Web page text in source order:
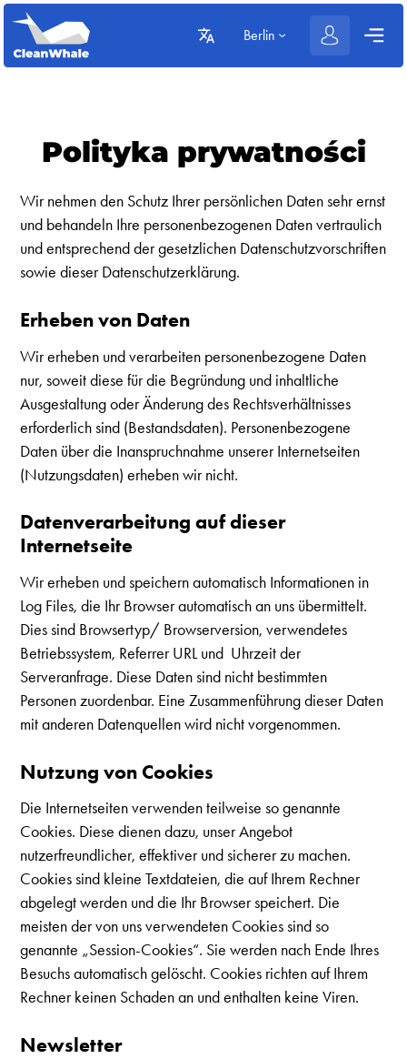
Berlin
Polityka prywatności
Wir nehmen den Schutz Ihrer persönlichen Daten sehr ernst
und behandeln Ihre personenbezogenen Daten vertraulich
und entsprechend der gesetzlichen Datenschutzvorschriften
sowie dieser Datenschutzerklärung.
Erheben von Daten
Wir erheben und verarbeiten personenbezogene Daten
nur, soweit diese für die Begründung und inhaltliche
Ausgestaltung oder Änderung des Rechtsverhältnisses
erforderlich sind (Bestandsdaten). Personenbezogene
Daten über die Inanspruchnahme unserer Internetseiten
(Nutzungsdaten) erheben wir nicht.
Datenverarbeitung auf dieser
Internetseite
Wir erheben und speichern automatisch Informationen in
Log Files, die Ihr Browser automatisch an uns übermittelt.
Dies sind Browsertyp/ Browserversion, verwendetes
Betriebssystem, Referrer URL und Uhrzeit der
Serveranfrage. Diese Daten sind nicht bestimmten
Personen zuordenbar. Eine Zusammenführung dieser Daten
mit anderen Datenquellen wird nicht vorgenommen.
Nutzung von Cookies
Die Internetseiten verwenden teilweise so genannte
Cookies. Diese dienen dazu, unser Angebot
nutzerfreundlicher, effektiver und sicherer zu machen.
Cookies sind kleine Textdateien, die auf Ihrem Rechner
abgelegt werden und die Ihr Browser speichert. Die
meisten der von uns verwendeten Cookies sind so
genannte „Session-Cookies“. Sie werden nach Ende Ihres
Besuchs automatisch gelöscht. Cookies richten auf Ihrem
Rechner keinen Schaden an und enthalten keine Viren.
Newsletter